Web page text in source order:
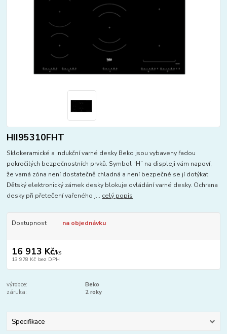
HII95310FHT
Sklokeramické a indukční varné desky Beko jsou vybaveny řadou
pokročilých bezpečnostních prvků. Symbol “H” na displeji vám napoví,
že varná zóna není dostatečně chladná a není bezpečné se jí dotýkat.
Dětský elektronický zámek desky blokuje ovládání varné desky. Ochrana
desky při přetečení vařeného j... celý popis
Dostupnost na objednávku
16 913 Kč/ks
13 978 Kč bez DPH
výrobce:
Beko
záruka:
2 roky
Specifikace